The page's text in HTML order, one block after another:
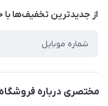
درباره ما
راهنما
از جدید‌ترین تخفیف‌ها با‌
مختصری درباره فروشگاه